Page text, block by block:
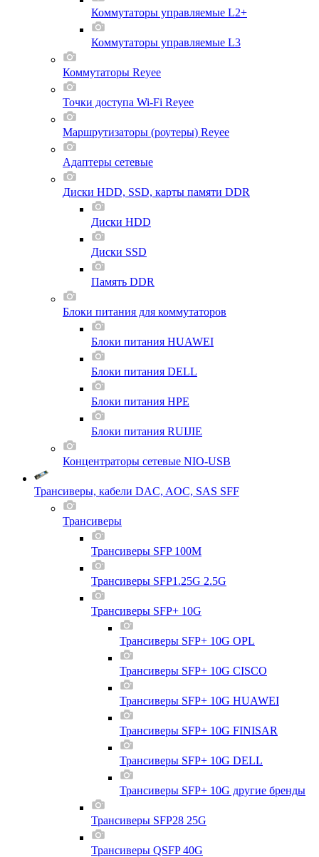
Коммутаторы управляемые L2+
Коммутаторы управляемые L3
Коммутаторы Reyee
Точки доступа Wi-Fi Reyee
Маршрутизаторы (роутеры) Reyee
Адаптеры сетевые
Диски HDD, SSD, карты памяти DDR
Диски HDD
Диски SSD
Память DDR
Блоки питания для коммутаторов
Блоки питания HUAWEI
Блоки питания DELL
Блоки питания HPE
Блоки питания RUIJIE
Концентраторы сетевые NIO-USB
Трансиверы, кабели DAC, AOC, SAS SFF
Трансиверы
Трансиверы SFP 100M
Трансиверы SFP1.25G 2.5G
Трансиверы SFP+ 10G
Трансиверы SFP+ 10G OPL
Трансиверы SFP+ 10G CISCO
Трансиверы SFP+ 10G HUAWEI
Трансиверы SFP+ 10G FINISAR
Трансиверы SFP+ 10G DELL
Трансиверы SFP+ 10G другие бренды
Трансиверы SFP28 25G
Трансиверы QSFP 40G